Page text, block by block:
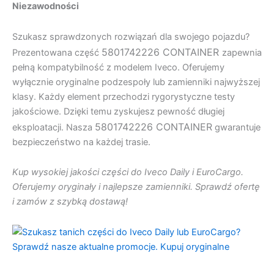
Niezawodności
Szukasz sprawdzonych rozwiązań dla swojego pojazdu?
Prezentowana część 5801742226 CONTAINER zapewnia
pełną kompatybilność z modelem Iveco. Oferujemy
wyłącznie oryginalne podzespoły lub zamienniki najwyższej
klasy. Każdy element przechodzi rygorystyczne testy
jakościowe. Dzięki temu zyskujesz pewność długiej
eksploatacji. Nasza 5801742226 CONTAINER gwarantuje
bezpieczeństwo na każdej trasie.
Kup wysokiej jakości części do Iveco Daily i EuroCargo.
Oferujemy oryginały i najlepsze zamienniki. Sprawdź ofertę
i zamów z szybką dostawą!